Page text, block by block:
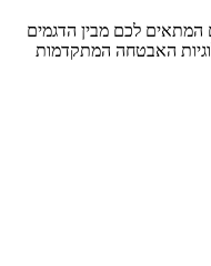
המתאים לכם מבין הדגמים
האבטחה המתקדמות